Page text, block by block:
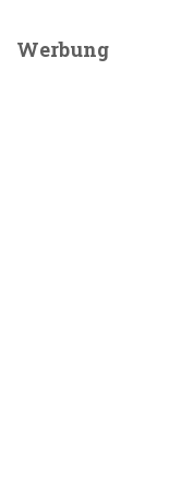
Werbung